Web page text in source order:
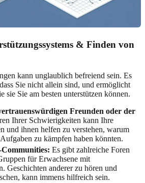
& Finden von
kann unglaublich befreiend sein. Es
Sie nicht allein sind, und ermöglicht
sie Sie am besten unterstützen können.
Freunden oder der
Ihrer Schwierigkeiten kann Ihre
und ihnen helfen zu verstehen, warum
zu kämpfen haben könnten.
Es gibt zahlreiche Foren
für Erwachsene mit
Geschichten anderer zu hören und
kann immens hilfreich sein.